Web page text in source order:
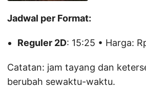
Jadwal per Format:
Reguler 2D: 15:25 • Harga:
Catatan: jam tayang dan
berubah sewaktu-waktu.